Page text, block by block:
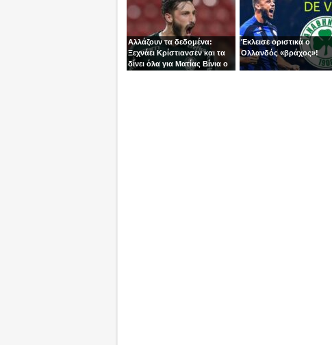
Αλλάζουν τα δεδομένα:
Ξεχνάει Κρίστιανσεν και τα
δίνει όλα για Ματίας Βίνια ο
Έκλεισε οριστικά ο
Ολλανδός «βράχος»!